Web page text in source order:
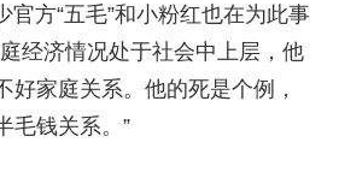
方“五毛”和小粉红也在为此事
经济情况处于社会中上层，他
好家庭关系。他的死是个例，
毛钱关系。”